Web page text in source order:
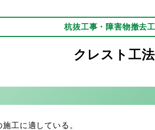
杭抜工事・障害物撤去
クレスト工法
工に適している。